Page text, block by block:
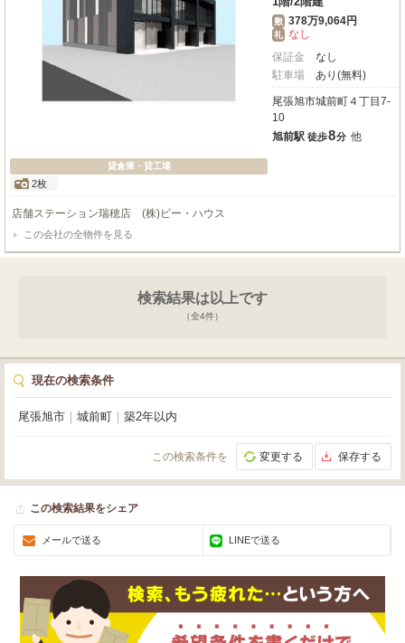
貸倉庫・貸工場
2枚
敷 378万9,064円
礼 なし
保証金
なし
駐車場
あり(無料)
尾張旭市城前町４丁目7-
10
旭前駅 徒歩8分 他
店舗ステーション瑞穂店 (株)ビー・ハウス
この会社の全物件を見る
検索結果は以上です
（全4件）
現在の検索条件
尾張旭市 城前町 築2年以内
この検索条件を 変更する 保存する
この検索結果をシェア
メールで送る LINEで送る